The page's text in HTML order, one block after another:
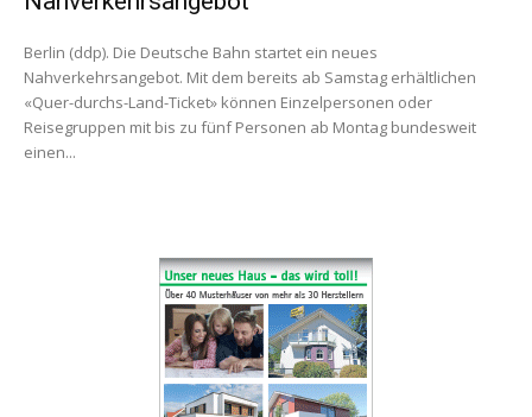
Berlin (ddp). Die Deutsche Bahn startet ein neues
Nahverkehrsangebot. Mit dem bereits ab Samstag erhältlichen
«Quer-durchs-Land-Ticket» können Einzelpersonen oder
Reisegruppen mit bis zu fünf Personen ab Montag bundesweit
einen...